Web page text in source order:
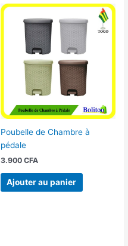
Poubelle de Chambre à
pédale
3.900 CFA
Ajouter au panier